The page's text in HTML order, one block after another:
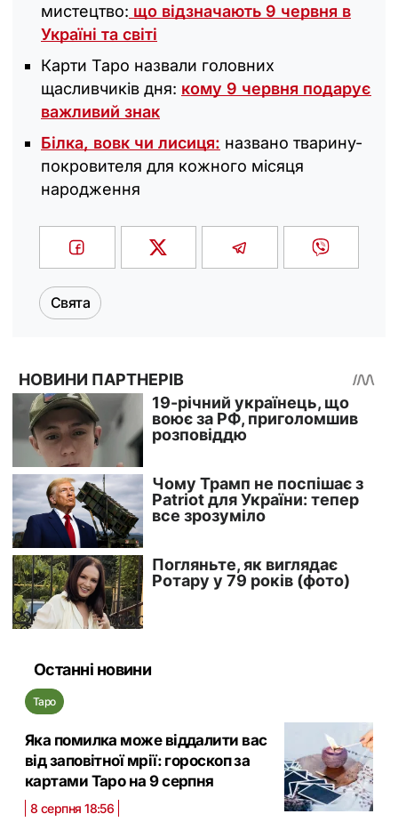
мистецтво: що відзначають 9 червня в
Україні та світі
Карти Таро назвали головних
щасливчиків дня: кому 9 червня подарує
важливий знак
Білка, вовк чи лисиця: названо тварину-
покровителя для кожного місяця
народження
Свята
Останні новини
Таро
Яка помилка може віддалити вас
від заповітної мрії: гороскоп за
картами Таро на 9 серпня
8 серпня 18:56